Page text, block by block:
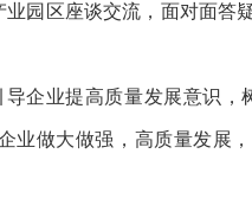
园区座谈交流，面对面答
业提高质量发展意识，
业做大做强，高质量发展